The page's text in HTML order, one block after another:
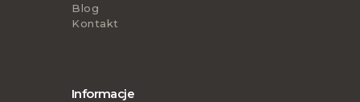
Blog
Kontakt
Informacje